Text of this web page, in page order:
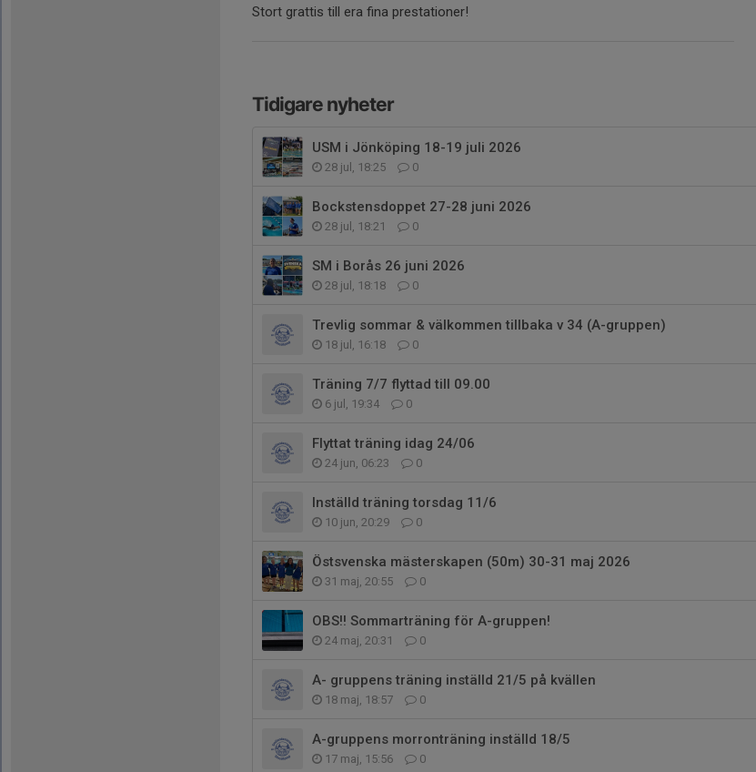
Stort grattis till era fina prestationer!
Tidigare nyheter
USM i Jönköping 18-19 juli 2026
28 jul, 18:25 0
Bockstensdoppet 27-28 juni 2026
28 jul, 18:21 0
SM i Borås 26 juni 2026
28 jul, 18:18 0
Trevlig sommar & välkommen tillbaka v 34 (A-gruppen)
18 jul, 16:18 0
Träning 7/7 flyttad till 09.00
6 jul, 19:34 0
Flyttat träning idag 24/06
24 jun, 06:23 0
Inställd träning torsdag 11/6
10 jun, 20:29 0
Östsvenska mästerskapen (50m) 30-31 maj 2026
31 maj, 20:55 0
OBS!! Sommarträning för A-gruppen!
24 maj, 20:31 0
A- gruppens träning inställd 21/5 på kvällen
18 maj, 18:57 0
A-gruppens morronträning inställd 18/5
17 maj, 15:56 0